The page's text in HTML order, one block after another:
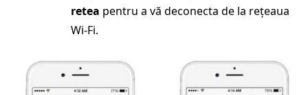
retea pentru a vă deconecta de la rețeaua
Wi-Fi.